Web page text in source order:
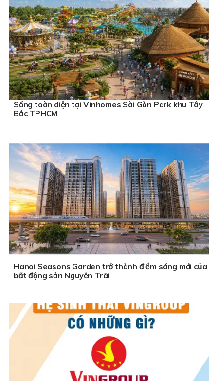
Sống toàn diện tại Vinhomes Sài Gòn Park khu Tây
Bắc TPHCM
Hanoi Seasons Garden trở thành điểm sáng mới của
bất động sản Nguyễn Trãi